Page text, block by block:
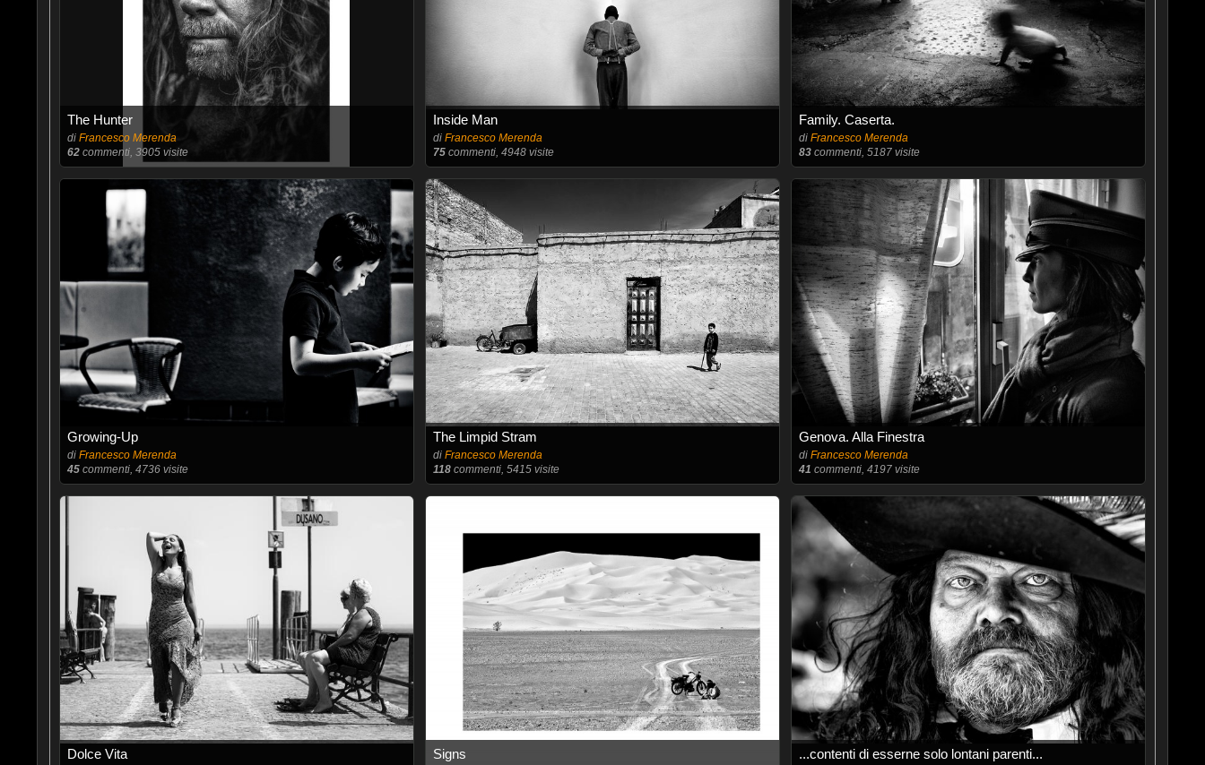
The Hunter
di Francesco Merenda
62commenti, 3905 visite
Inside Man
di Francesco Merenda
75commenti, 4948 visite
Family. Caserta.
diFrancesco Merenda
83 commenti, 5187 visite
Growing-Up
di Francesco Merenda
45commenti, 4736 visite
The Limpid Stram
di Francesco Merenda
118commenti, 5415 visite
Genova. Alla Finestra
diFrancesco Merenda
41 commenti, 4197 visite
Dolce Vita Signs ...contenti di esserne solo lontani parenti...